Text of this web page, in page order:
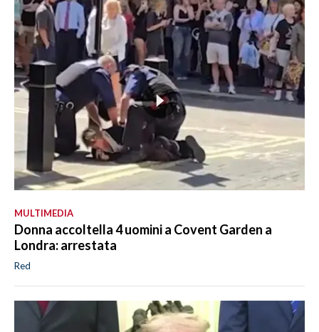
MULTIMEDIA
Donna accoltella 4 uomini a Covent Garden a
Londra: arrestata
Red